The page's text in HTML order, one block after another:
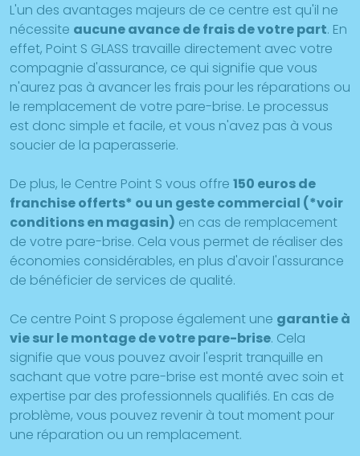
L'un des avantages majeurs de ce centre est qu'il ne
nécessite aucune avance de frais de votre part. En
effet, Point S GLASS travaille directement avec votre
compagnie d'assurance, ce qui signifie que vous
n'aurez pas à avancer les frais pour les réparations ou
le remplacement de votre pare-brise. Le processus
est donc simple et facile, et vous n'avez pas à vous
soucier de la paperasserie.
De plus, le Centre Point S vous offre 150 euros de
franchise offerts* ou un geste commercial (*voir
conditions en magasin) en cas de remplacement
de votre pare-brise. Cela vous permet de réaliser des
économies considérables, en plus d'avoir l'assurance
de bénéficier de services de qualité.
Ce centre Point S propose également une garantie à
vie sur le montage de votre pare-brise. Cela
signifie que vous pouvez avoir l'esprit tranquille en
sachant que votre pare-brise est monté avec soin et
expertise par des professionnels qualifiés. En cas de
problème, vous pouvez revenir à tout moment pour
une réparation ou un remplacement.